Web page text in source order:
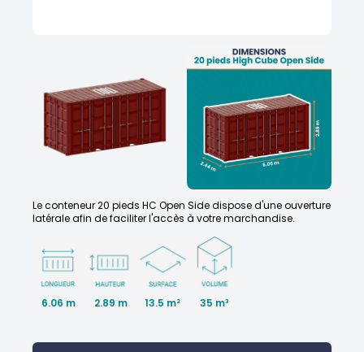
Le conteneur 20 pieds HC Open Side dispose d'une ouverture
latérale afin de faciliter l'accès à votre marchandise.
6.06 m 2.89 m 13.5 m² 35 m³